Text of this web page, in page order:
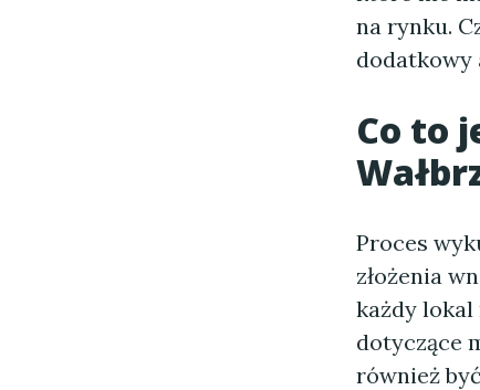
na rynku.
dodatkowy
Co to
Proces
złożenia
każdy lokal
dotyczące
również